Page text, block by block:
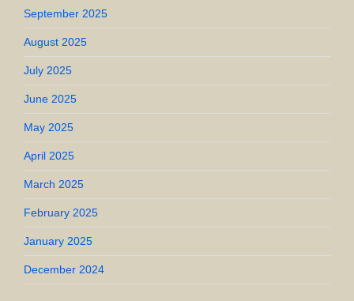
September 2025
August 2025
July 2025
June 2025
May 2025
April 2025
March 2025
February 2025
January 2025
December 2024